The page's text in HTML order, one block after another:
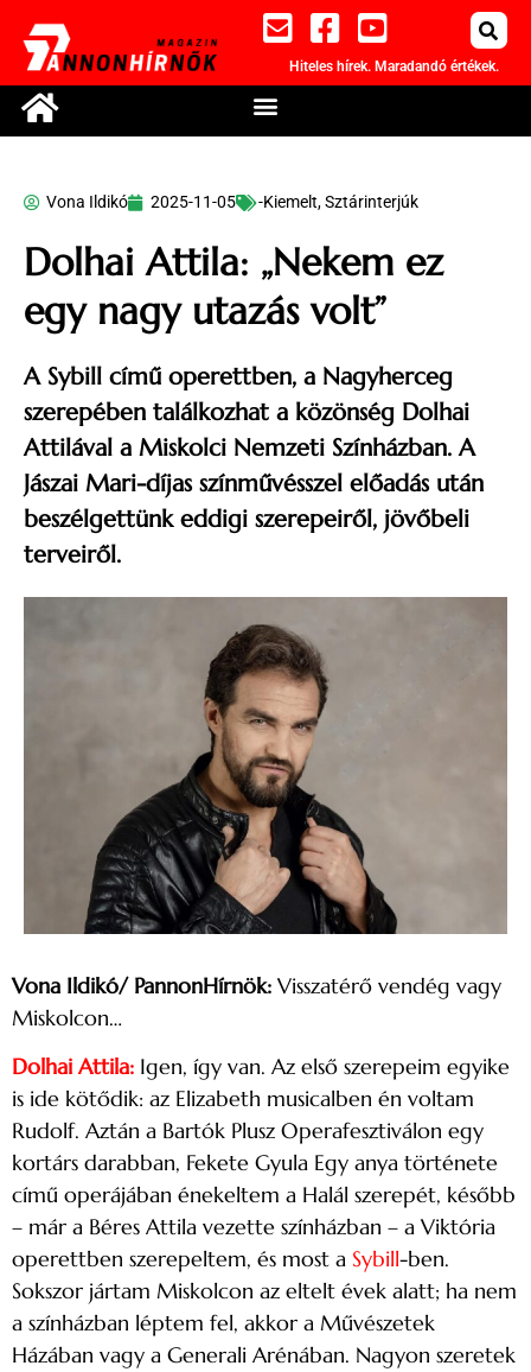
Hiteles hírek. Maradandó értékek.
Vona Ildikó 2025-11-05 -Kiemelt,Sztárinterjúk
Dolhai Attila: „Nekem ez
egy nagy utazás volt”
A Sybill című operettben, a Nagyherceg
szerepében találkozhat a közönség Dolhai
Attilával a Miskolci Nemzeti Színházban. A
Jászai Mari-díjas színművésszel előadás után
beszélgettünk eddigi szerepeiről, jövőbeli
terveiről.
Vona Ildikó/ PannonHírnök:Visszatérő vendég vagy
Miskolcon…
Dolhai Attila: Igen, így van. Az első szerepeim egyike
is ide kötődik: az Elizabeth musicalben én voltam
Rudolf. Aztán a Bartók Plusz Operafesztiválon egy
kortárs darabban, Fekete Gyula Egy anya története
című operájában énekeltem a Halál szerepét, később
– már a Béres Attila vezette színházban – a Viktória
operettben szerepeltem, és most a Sybill-ben.
Sokszor jártam Miskolcon az eltelt évek alatt; ha nem
a színházban léptem fel, akkor a Művészetek
Házában vagy a Generali Arénában. Nagyon szeretek